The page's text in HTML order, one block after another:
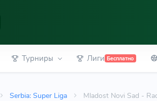
Турниры Лиги Бесплатно
Serbia: Super Liga Mladost Novi Sad -